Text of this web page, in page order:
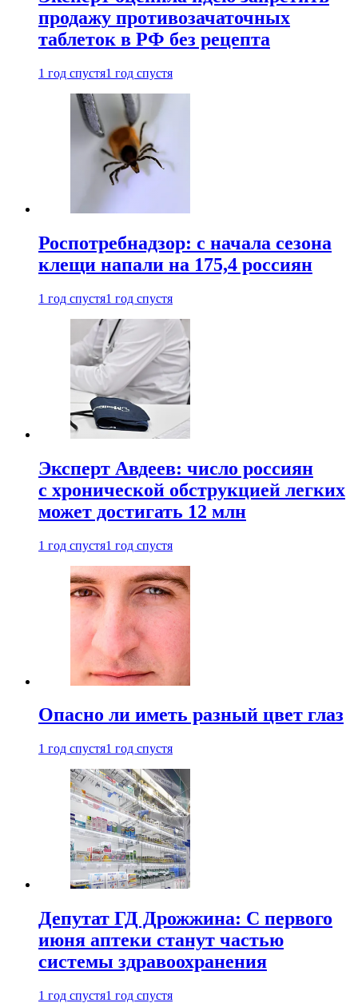
продажу противозачаточных
таблеток в РФ без рецепта
1 год спустя1 год спустя
Роспотребнадзор: с начала сезона
клещи напали на 175,4 россиян
1 год спустя1 год спустя
Эксперт Авдеев: число россиян
с хронической обструкцией легких
может достигать 12 млн
1 год спустя1 год спустя
Опасно ли иметь разный цвет глаз
1 год спустя1 год спустя
Депутат ГД Дрожжина: С первого
июня аптеки станут частью
системы здравоохранения
1 год спустя1 год спустя